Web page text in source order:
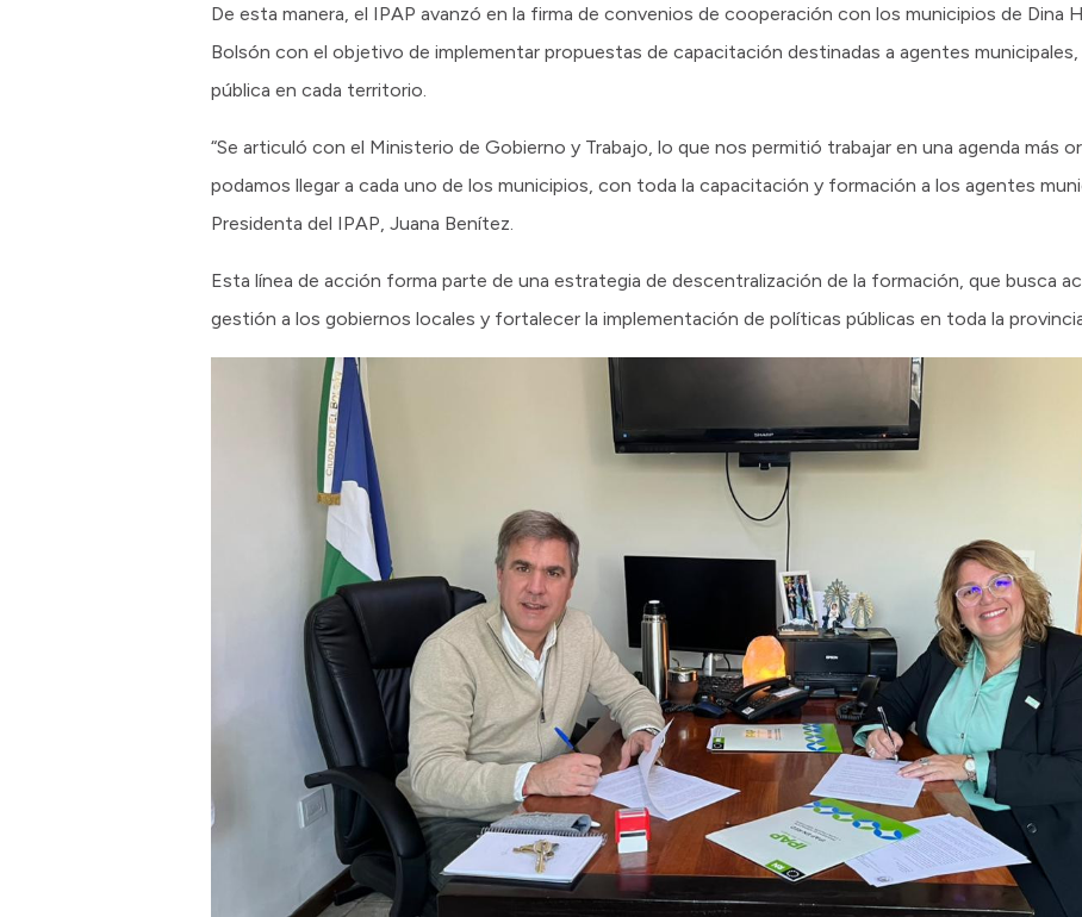
De esta manera, el IPAP avanzó en la firma de convenios de cooperación con los municipios de Dina
Bolsón con el objetivo de implementar propuestas de capacitación destinadas a agentes
pública en cada territorio.
“Se articuló con el Ministerio de Gobierno y Trabajo, lo que nos permitió trabajar en una agenda más
podamos llegar a cada uno de los municipios, con toda la capacitación y formación a los agentes
Presidenta del IPAP, Juana Benítez.
Esta línea de acción forma parte de una estrategia de descentralización de la formación, que busca
gestión a los gobiernos locales y fortalecer la implementación de políticas públicas en toda la